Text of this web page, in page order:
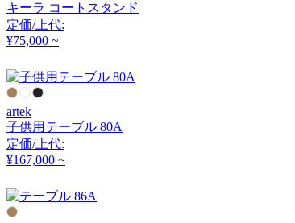
artek
アルテミデ
ARUNAi
キーラ コートスタンド
定価/上代:
¥75,000 ~
artek
子供用テーブル 80A
定価/上代:
¥167,000 ~